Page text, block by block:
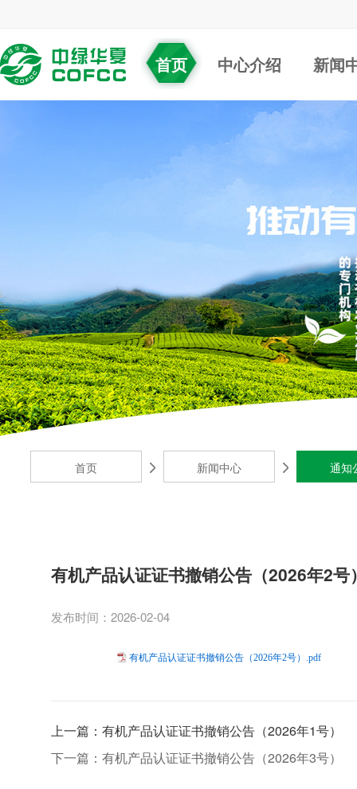
首页 中心介绍 新闻
首页 新闻中心 通知
有机产品认证证书撤销公告（2026年2号
发布时间：2026-02-04
有机产品认证证书撤销公告（2026年2号）.pdf
上一篇： 有机产品认证证书撤销公告（2026年1号）
下一篇： 有机产品认证证书撤销公告（2026年3号）